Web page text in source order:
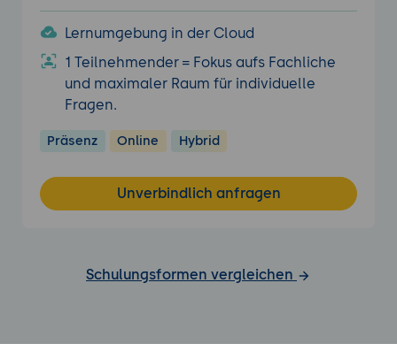
Lernumgebung in der Cloud
1 Teilnehmender = Fokus aufs Fachliche
und maximaler Raum für individuelle
Fragen.
Präsenz Online Hybrid
Unverbindlich anfragen
Schulungsformen vergleichen